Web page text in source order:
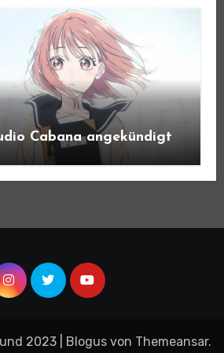
Cabana angekündigt
2023 Blogus von Themeansar.